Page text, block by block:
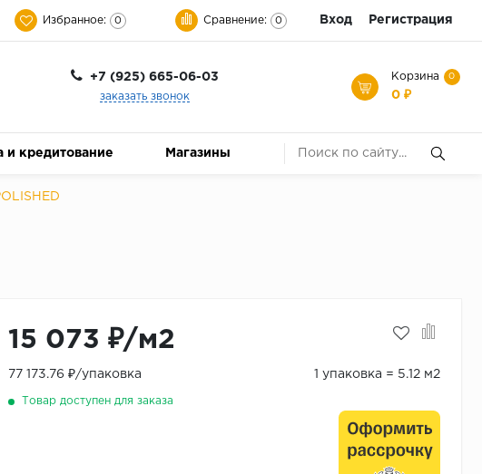
Избранное: 0 Сравнение: 0 Вход Регистрация
+7 (925) 665-06-03
заказать звонок
Корзина 0
0 ₽
и кредитование Магазины
15 073 ₽/м2
77 173.76 ₽/упаковка 1 упаковка = 5.12 м2
Товар доступен для заказа